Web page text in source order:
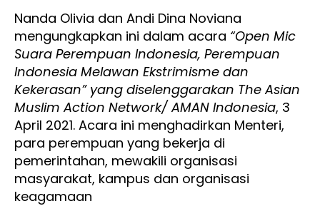
Nanda Olivia dan Andi Dina Noviana
mengungkapkan ini dalam acara “Open Mic
Suara Perempuan Indonesia, Perempuan
Indonesia Melawan Ekstrimisme dan
Kekerasan” yang diselenggarakan The Asian
Muslim Action Network/ AMAN Indonesia, 3
April 2021. Acara ini menghadirkan Menteri,
para perempuan yang bekerja di
pemerintahan, mewakili organisasi
masyarakat, kampus dan organisasi
keagamaan